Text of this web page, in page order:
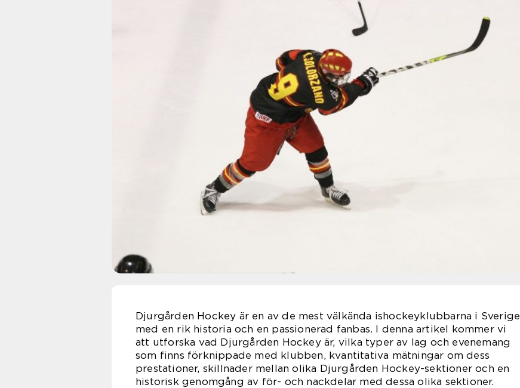
Djurgården Hockey är en av de mest välkända ishockeyklubbarna i Sverige
med en rik historia och en passionerad fanbas. I denna artikel kommer vi
att utforska vad Djurgården Hockey är, vilka typer av lag och evenemang
som finns förknippade med klubben, kvantitativa mätningar om dess
prestationer, skillnader mellan olika Djurgården Hockey-sektioner och en
historisk genomgång av för- och nackdelar med dessa olika sektioner.